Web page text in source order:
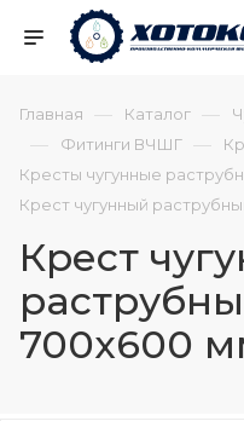
Главная — Каталог —
— Фитинги ВЧШГ —
Кресты чугунные
Крест чугунный
Крест
700х600